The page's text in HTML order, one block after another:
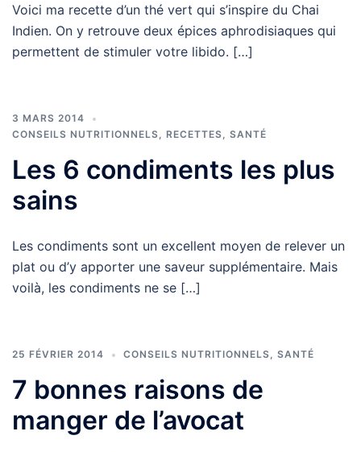
Voici ma recette d’un thé vert qui s’inspire du Chai
Indien. On y retrouve deux épices aphrodisiaques qui
permettent de stimuler votre libido. […]
3 MARS 2014
CONSEILS NUTRITIONNELS
RECETTES SANTÉ
Les 6 condiments les plus
sains
Les condiments sont un excellent moyen de relever un
plat ou d’y apporter une saveur supplémentaire. Mais
voilà, les condiments ne se […]
25 FÉVRIER 2014 CONSEILS NUTRITIONNELS SANTÉ
7 bonnes raisons de
manger de l’avocat